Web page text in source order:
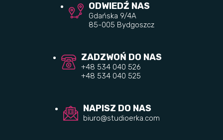
ODWIEDŹ NAS
Gdańska 9/4A
85-005 Bydgoszcz
ZADZWOŃ DO NAS
+48 534 040 526
+48 534 040 525
NAPISZ DO NAS
biuro@studioerka.com